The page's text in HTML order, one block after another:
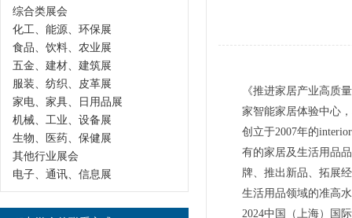
《推进家居产业高质
家智能家居体验中心
创立于2007年的
有的家居及生活用品
牌、推出新品、拓展
生活用品领域的准高
2024中国（上海）国
综合类展会
化工、能源、环保展
食品、饮料、农业展
五金、建材、建筑展
服装、纺织、皮革展
家电、家具、日用品展
机械、工业、设备展
生物、医药、保健展
其他行业展会
电子、通讯、信息展